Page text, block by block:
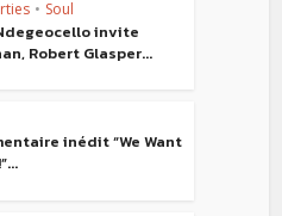
• Soul
invite
Robert Glasper...
inédit “We Want